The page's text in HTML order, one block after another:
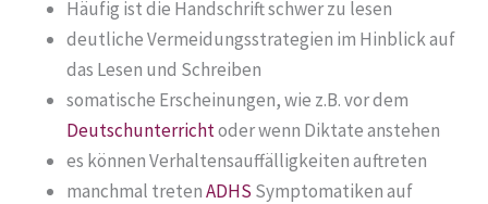
Häufig ist die Handschrift schwer zu lesen
deutliche Vermeidungsstrategien im Hinblick auf
das Lesen und Schreiben
somatische Erscheinungen, wie z.B. vor dem
Deutschunterrichtoder wenn Diktate anstehen
es können Verhaltensauffälligkeiten auftreten
manchmal tretenADHS Symptomatiken auf